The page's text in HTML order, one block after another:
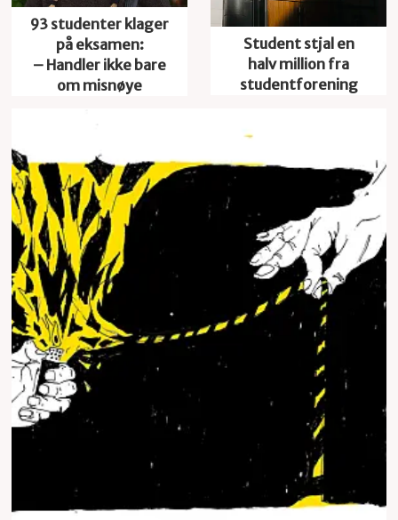
93 studenter klager
på eksamen:
– Handler ikke bare
om misnøye
Student stjal en
halv million fra
studentforening